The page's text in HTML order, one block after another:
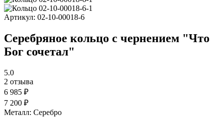
Артикул: 02-10-00018-6
Серебряное кольцо с чернением "Что
Бог сочетал"
5.0
2 отзыва
6 985 ₽
7 200 ₽
Металл: Серебро